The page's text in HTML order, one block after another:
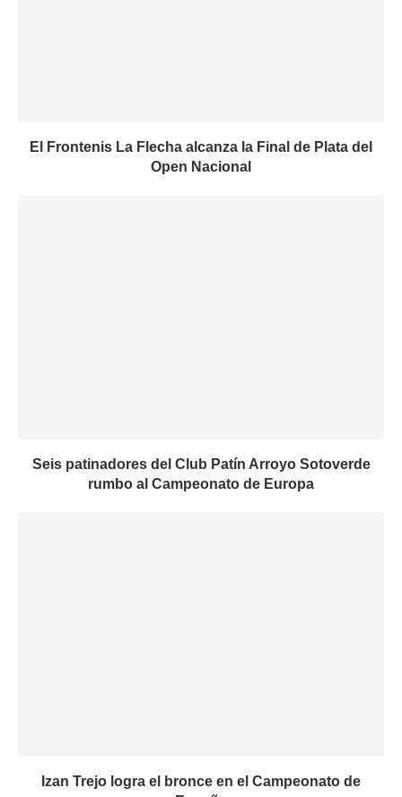
El Frontenis La Flecha alcanza la Final de Plata del
Open Nacional
Seis patinadores del Club Patín Arroyo Sotoverde
rumbo al Campeonato de Europa
Izan Trejo logra el bronce en el Campeonato de